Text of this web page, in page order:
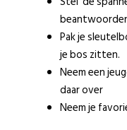
Pak je
je bos zitten.
Neem een
daar over
Neem je